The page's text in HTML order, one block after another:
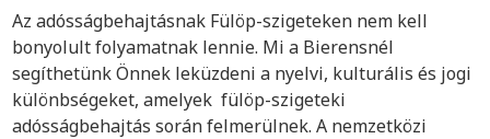
Az adósságbehajtásnak Fülöp-szigeteken nem kell
bonyolult folyamatnak lennie. Mi a Bierensnél
segíthetünk Önnek leküzdeni a nyelvi, kulturális és jogi
különbségeket, amelyek fülöp-szigeteki
adósságbehajtás során felmerülnek. A nemzetközi